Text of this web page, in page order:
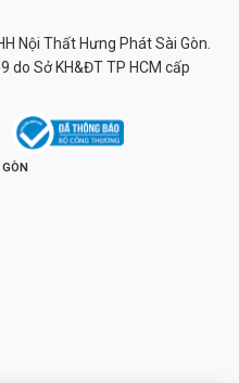
Nội Thất Hưng Phát Sài Gòn.
do Sở KH&ĐT TP HCM cấp